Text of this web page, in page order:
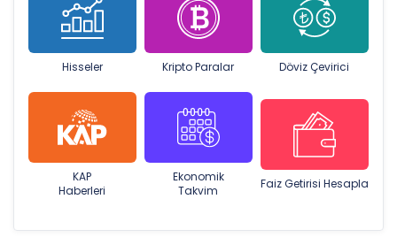
Hisseler Kripto Paralar Döviz Çevirici
KAP
Haberleri
Ekonomik
Takvim
Faiz Getirisi Hesapla